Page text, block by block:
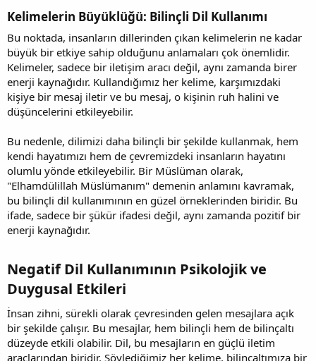
Kelimelerin Büyüklüğü: Bilinçli Dil Kullanımı
Bu noktada, insanların dillerinden çıkan kelimelerin ne kadar
büyük bir etkiye sahip olduğunu anlamaları çok önemlidir.
Kelimeler, sadece bir iletişim aracı değil, aynı zamanda birer
enerji kaynağıdır. Kullandığımız her kelime, karşımızdaki
kişiye bir mesaj iletir ve bu mesaj, o kişinin ruh halini ve
düşüncelerini etkileyebilir.
Bu nedenle, dilimizi daha bilinçli bir şekilde kullanmak, hem
kendi hayatımızı hem de çevremizdeki insanların hayatını
olumlu yönde etkileyebilir. Bir Müslüman olarak,
"Elhamdülillah Müslümanım" demenin anlamını kavramak,
bu bilinçli dil kullanımının en güzel örneklerinden biridir. Bu
ifade, sadece bir şükür ifadesi değil, aynı zamanda pozitif bir
enerji kaynağıdır.
Negatif Dil Kullanımının Psikolojik ve
Duygusal Etkileri
İnsan zihni, sürekli olarak çevresinden gelen mesajlara açık
bir şekilde çalışır. Bu mesajlar, hem bilinçli hem de bilinçaltı
düzeyde etkili olabilir. Dil, bu mesajların en güçlü iletim
araçlarından biridir. Söylediğimiz her kelime, bilinçaltımıza bir